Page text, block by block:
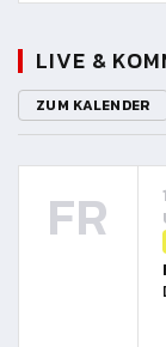
LIVE &
ZUM KALENDER
FR